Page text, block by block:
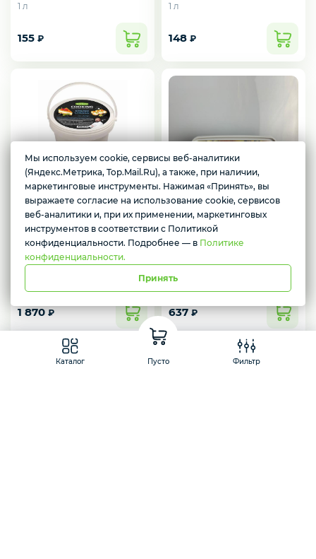
1 л
155 ₽
1 л
148 ₽
Творожный сыр Кремчиз
2,25 кг
2,25 кг
1 870 ₽
Груша Artpuree
1 кг
637 ₽
Каталог Пусто Фильтр
Мы используем cookie, сервисы веб-аналитики
(Яндекс.Метрика, Top.Mail.Ru), а также, при наличии,
маркетинговые инструменты. Нажимая «Принять», вы
выражаете согласие на использование cookie, сервисов
веб-аналитики и, при их применении, маркетинговых
инструментов в соответствии с Политикой
конфиденциальности. Подробнее — в Политике
конфиденциальности.
Принять
Желаете подозвать сотрудника
Да Нет